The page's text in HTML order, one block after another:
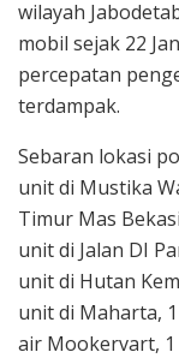
wilayah
mobil sejak 22
percepatan
terdampak.
Sebaran lokasi
unit di Mustika
Timur Mas
unit di Jalan DI
unit di Hutan
unit di Maharta,
air Mookervart, 1